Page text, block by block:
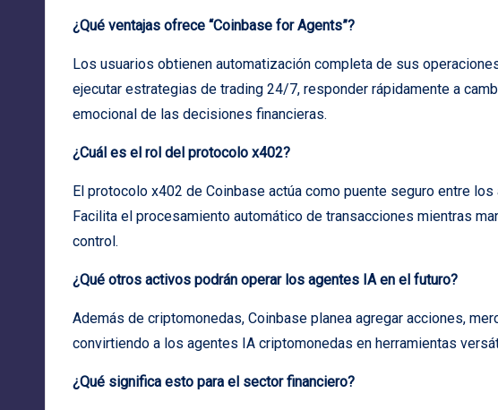
¿Qué ventajas ofrece “Coinbase for Agents”?
Los usuarios obtienen automatización completa de sus
ejecutar estrategias de trading 24/7, responder rápidamente a
emocional de las decisiones financieras.
¿Cuál es el rol del protocolo x402?
El protocolo x402 de Coinbase actúa como puente seguro entre
Facilita el procesamiento automático de transacciones mientras
control.
¿Qué otros activos podrán operar los agentes IA en el futuro?
Además de criptomonedas, Coinbase planea agregar acciones,
convirtiendo a los agentes IA criptomonedas en herramientas
¿Qué significa esto para el sector financiero?